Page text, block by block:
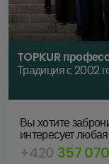
TOPKUR
Традиция с 2002
Вы хотите
интересует
+420 357